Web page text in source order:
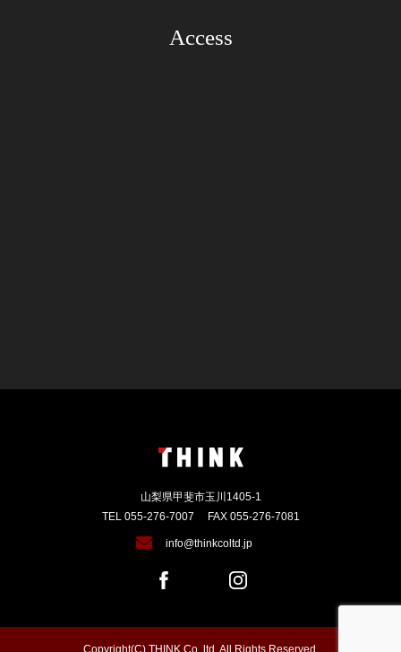
Access
山梨県甲斐市玉川1405-1
TEL 055-276-7007
FAX 055-276-7081
info@thinkcoltd.jp
Copyright(C) THINK Co.,ltd. All Rights Reserved.